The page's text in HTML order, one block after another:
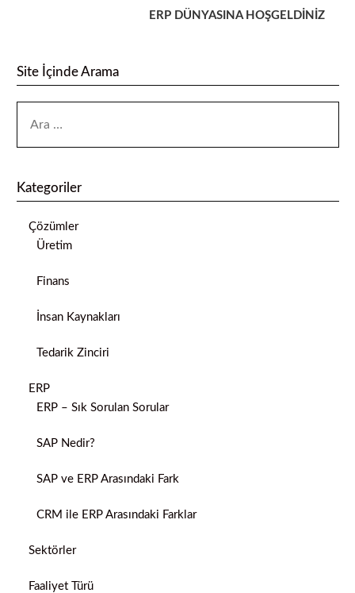
ERP DÜNYASINA HOŞGELDİNİZ
Site İçinde Arama
Kategoriler
Çözümler
Üretim
Finans
İnsan Kaynakları
Tedarik Zinciri
ERP
ERP – Sık Sorulan Sorular
SAP Nedir?
SAP ve ERP Arasındaki Fark
CRM ile ERP Arasındaki Farklar
Sektörler
Faaliyet Türü